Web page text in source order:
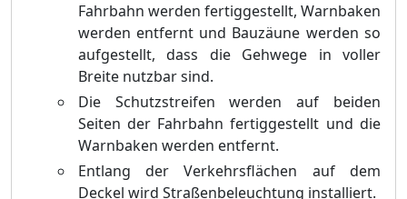
Fahrbahn werden fertiggestellt, Warnbaken
werden entfernt und Bauzäune werden so
aufgestellt, dass die Gehwege in voller
Breite nutzbar sind.
Die Schutzstreifen werden auf beiden
Seiten der Fahrbahn fertiggestellt und die
Warnbaken werden entfernt.
Entlang der Verkehrsflächen auf dem
Deckel wird Straßenbeleuchtung installiert.